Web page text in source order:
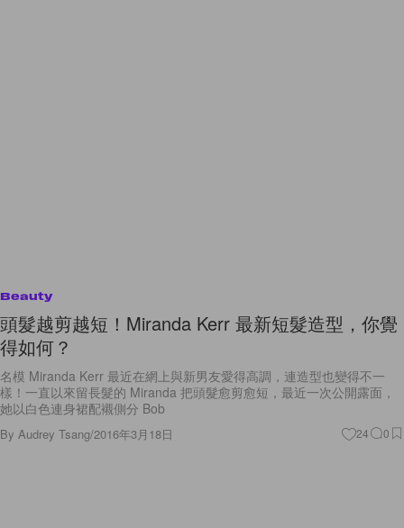
Beauty
頭髮越剪越短！Miranda Kerr 最新短髮造型，你覺
得如何？
名模 Miranda Kerr 最近在網上與新男友愛得高調，連造型也變得不一
樣！一直以來留長髮的 Miranda 把頭髮愈剪愈短，最近一次公開露面，
她以白色連身裙配襯側分 Bob
By Audrey Tsang/2016年3月18日 24 0